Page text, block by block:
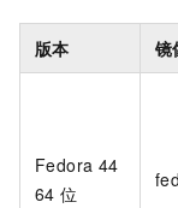
版本 镜
Fedora 44
64 位